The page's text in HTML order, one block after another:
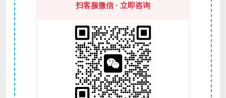
扫客服微信 · 立即咨询